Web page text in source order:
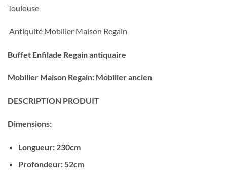
Toulouse
Antiquité Mobilier Maison Regain
Buffet Enfilade Regain antiquaire
Mobilier Maison Regain: Mobilier ancien
DESCRIPTION PRODUIT
Dimensions:
Longueur: 230cm
Profondeur: 52cm